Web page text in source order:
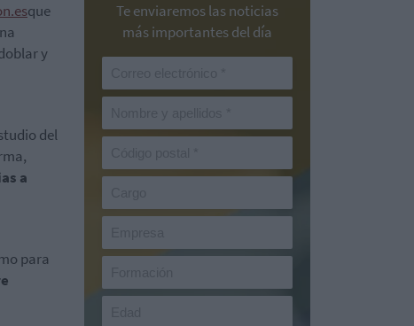
que
y
del
a
para
Te enviaremos las noticias
más importantes del día